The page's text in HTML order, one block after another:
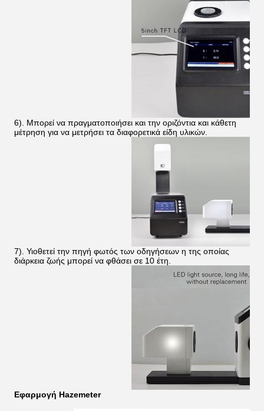
6). Μπορεί να πραγματοποιήσει και την οριζόντια και κάθετη
μέτρηση για να μετρήσει τα διαφορετικά είδη υλικών.
7). Υιοθετεί την πηγή φωτός των οδηγήσεων η της οποίας
διάρκεια ζωής μπορεί να φθάσει σε 10 έτη.
Εφαρμογή Hazemeter